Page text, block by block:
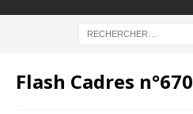
Flash Cadres n°670